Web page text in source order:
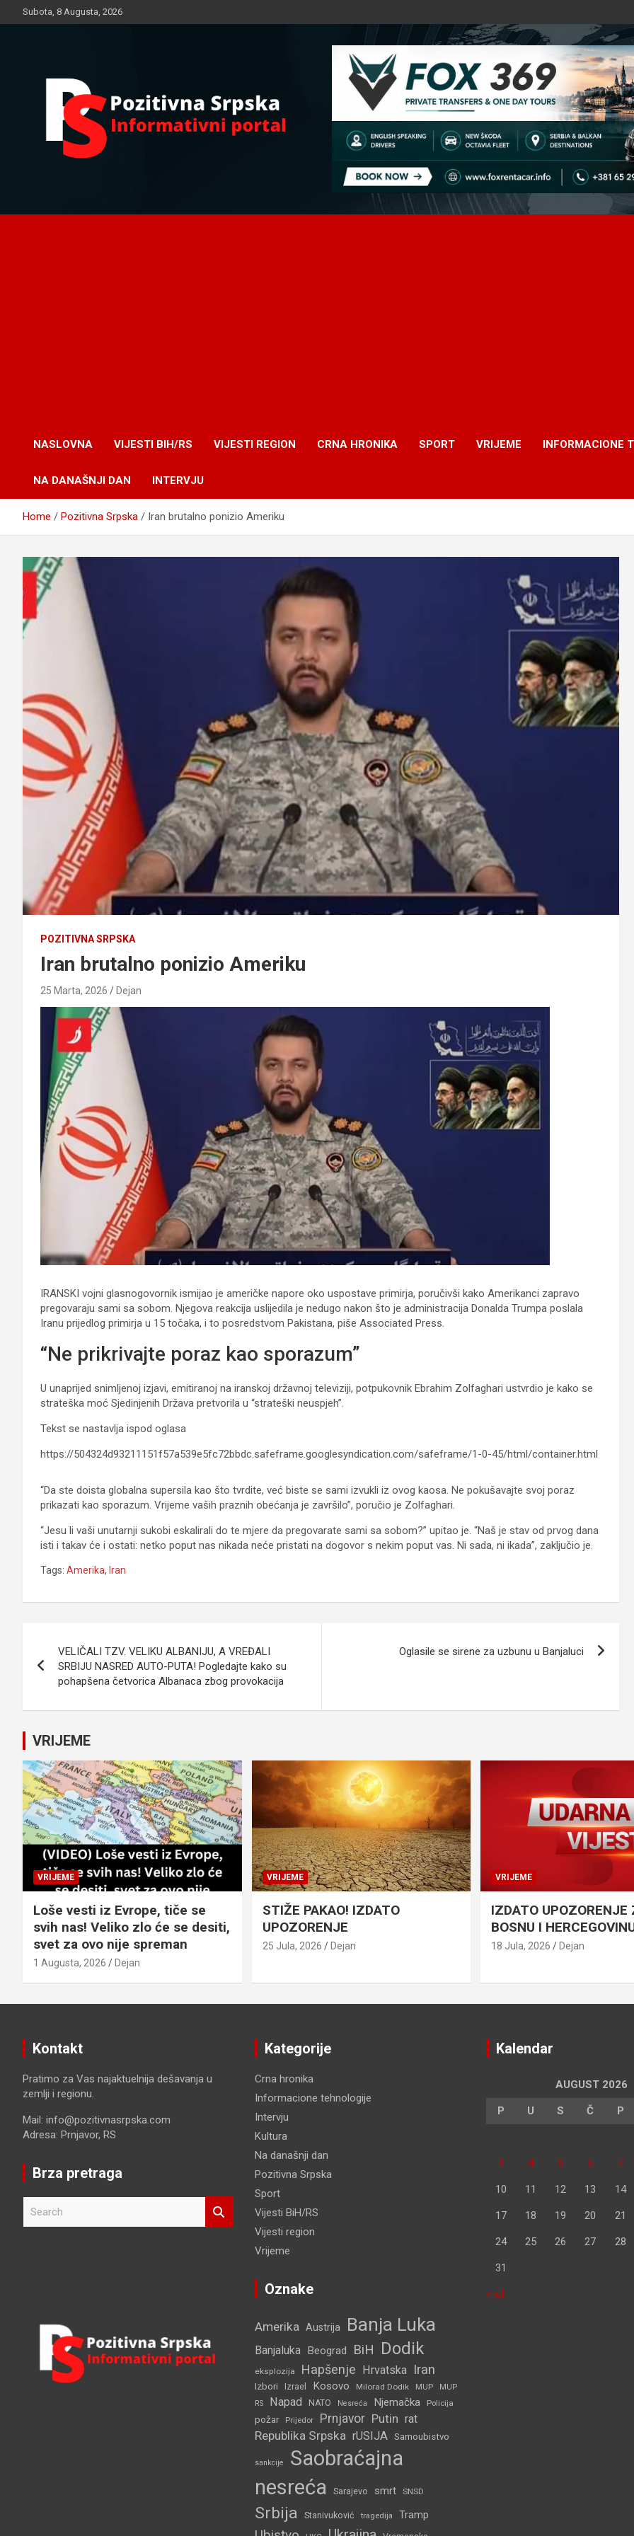
to
Subota, 8 Augusta, 2026
NASLOVNA VIJESTI BIH/RS VIJESTI REGION CRNA HRONIKA SPORT VRIJEME INFORMACIONE
NA DANAŠNJI DAN INTERVJU
Home Pozitivna Srpska Iran brutalno ponizio Ameriku
POZITIVNA SRPSKA
Iran brutalno ponizio Ameriku
25 Marta, 2026 Dejan
IRANSKI vojni glasnogovornik ismijao je američke napore oko uspostave primirja, poručivši kako Amerikanci zapravo
pregovaraju sami sa sobom. Njegova reakcija uslijedila je nedugo nakon što je administracija Donalda Trumpa poslala
Iranu prijedlog primirja u 15 točaka, i to posredstvom Pakistana, piše Associated Press.
“Ne prikrivajte poraz kao sporazum”
U unaprijed snimljenoj izjavi, emitiranoj na iranskoj državnoj televiziji, potpukovnik Ebrahim Zolfaghari ustvrdio je kako se
strateška moć Sjedinjenih Država pretvorila u “strateški neuspjeh”.
Tekst se nastavlja ispod oglasa
https://504324d93211151f57a539e5fc72bbdc.safeframe.googlesyndication.com/safeframe/1-0-45/html/container.html
“Da ste doista globalna supersila kao što tvrdite, već biste se sami izvukli iz ovog kaosa. Ne pokušavajte svoj poraz
prikazati kao sporazum. Vrijeme vaših praznih obećanja je završilo”, poručio je Zolfaghari.
“Jesu li vaši unutarnji sukobi eskalirali do te mjere da pregovarate sami sa sobom?” upitao je. “Naš je stav od prvog dana
isti i takav će i ostati: netko poput nas nikada neće pristati na dogovor s nekim poput vas. Ni sada, ni ikada”, zaključio je.
Tags: Amerika, Iran
članaka
VELIČALI TZV. VELIKU ALBANIJU, A VREĐALI
SRBIJU NASRED AUTO-PUTA! Pogledajte kako su
pohapšena četvorica Albanaca zbog provokacija
Oglasile se sirene za uzbunu u Banjaluci
VRIJEME
VRIJEME
Loše vesti iz Evrope, tiče se
svih nas! Veliko zlo će se desiti,
svet za ovo nije spreman
1 Augusta, 2026 Dejan
VRIJEME
STIŽE PAKAO! IZDATO
UPOZORENJE
25 Jula, 2026 Dejan
VRIJEME
IZDATO UPOZORENJE
BOSNU I
18 Jula, 2026 Dejan
Kontakt
Pratimo za Vas najaktuelnija dešavanja u
zemlji i regionu.
Mail: info@pozitivnasrpska.com
Adresa: Prnjavor, RS
Brza pretraga
Kategorije
Crna hronika
Informacione tehnologije
Intervju
Kultura
Na današnji dan
Pozitivna Srpska
Sport
Vijesti BiH/RS
Vijesti region
Vrijeme
Oznake
Amerika Austrija Banja Luka
Banjaluka Beograd BiH Dodik
eksplozija Hapšenje Hrvatska Iran
Izbori Izrael Kosovo Milorad Dodik MUP
MUP
RS
Napad NATO Nesreća Njemačka Policija
požar Prijedor Prnjavor Putin rat
Republika Srpska rUSIJA Samoubistvo
sankcije
Saobraćajna
nesreća
Sarajevo smrt SNSD
Srbija Stanivuković tragedija Tramp
Kalendar
AUGUST 2026
P U S Č P
3 4 5 6 7
10 11 12 13 14
17 18 19 20 21
24 25 26 27 28
31
« jul